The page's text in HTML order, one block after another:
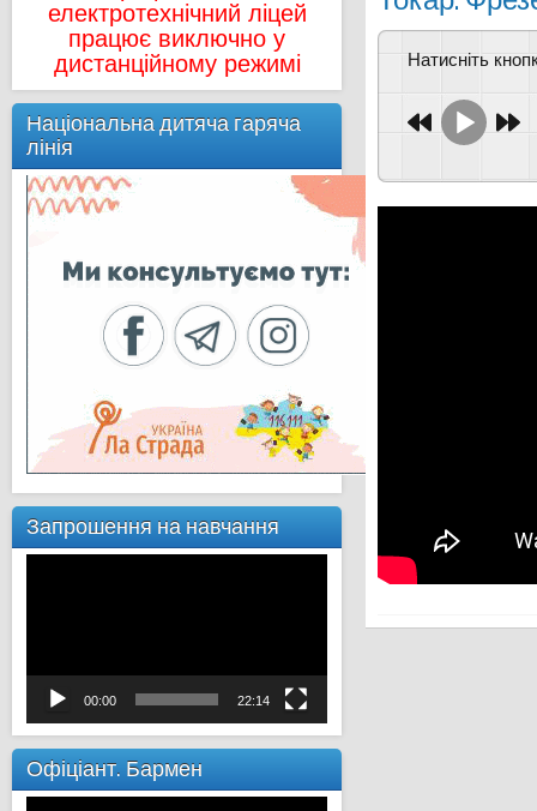
електротехнічний ліцей
працює виключно у
дистанційному режимі
Національна дитяча гаряча
лінія
Запрошення на навчання
00:00 22:14
Офіціант. Бармен
Натисніть